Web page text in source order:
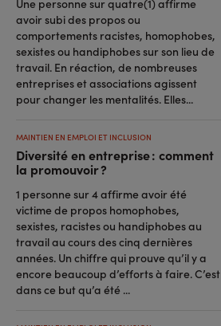
Une personne sur quatre(1) affirme
avoir subi des propos ou
comportements racistes, homophobes,
sexistes ou handiphobes sur son lieu de
travail. En réaction, de nombreuses
entreprises et associations agissent
pour changer les mentalités. Elles...
Diversité en entreprise : comment
la promouvoir ?
MAINTIEN EN EMPLOI ET INCLUSION
1 personne sur 4 affirme avoir été
victime de propos homophobes,
sexistes, racistes ou handiphobes au
travail au cours des cinq dernières
années. Un chiffre qui prouve qu’il y a
encore beaucoup d’efforts à faire. C’est
dans ce but qu’a été ...